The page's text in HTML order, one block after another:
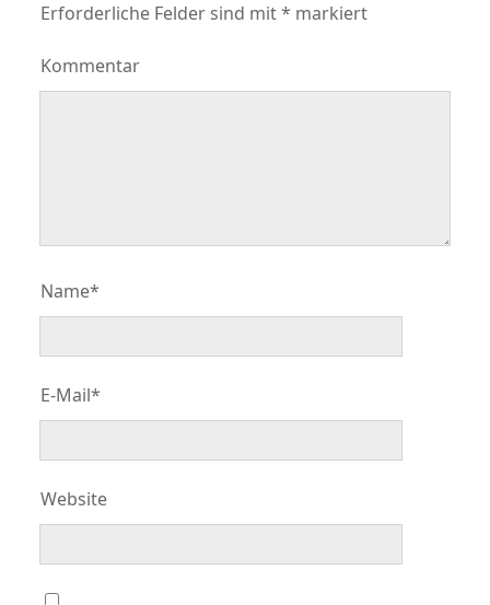
Erforderliche Felder sind mit* markiert
Kommentar
Name*
E-Mail*
Website